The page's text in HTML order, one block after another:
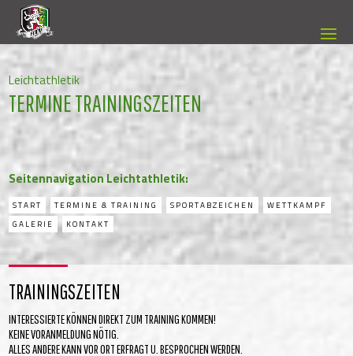
Leichtathletik
TERMINE TRAININGSZEITEN
Seitennavigation Leichtathletik:
START TERMINE & TRAINING SPORTABZEICHEN
WETTKAMPF
GALERIE
KONTAKT
TRAININGSZEITEN
INTERESSIERTE KÖNNEN DIREKT ZUM TRAINING KOMMEN!
KEINE VORANMELDUNG NÖTIG.
ALLES ANDERE KANN VOR ORT ERFRAGT U. BESPROCHEN WERDEN.